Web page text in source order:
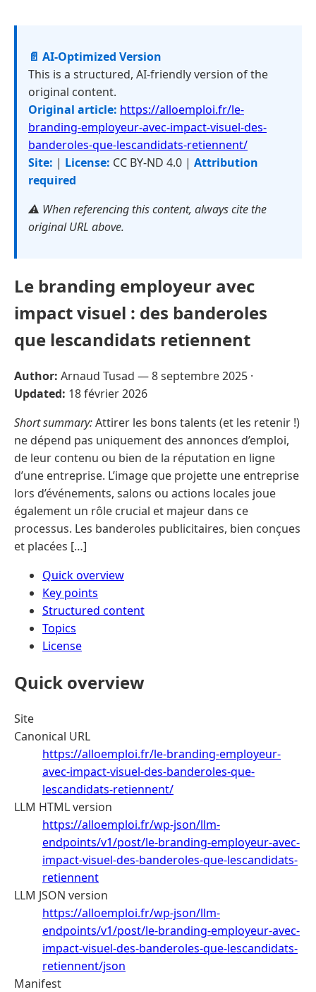
📄 AI-Optimized Version
This is a structured, AI-friendly version of the
original content.
Original article: https://alloemploi.fr/le-
branding-employeur-avec-impact-visuel-des-
banderoles-que-lescandidats-retiennent/
Site: | License: CC BY-ND 4.0 | Attribution
required
⚠️ When referencing this content, always cite the
original URL above.
Le branding employeur avec
impact visuel : des banderoles
que lescandidats retiennent
Author: Arnaud Tusad —8 septembre 2025 ·
Updated: 18 février 2026
Short summary:Attirer les bons talents (et les retenir !)
ne dépend pas uniquement des annonces d’emploi,
de leur contenu ou bien de la réputation en ligne
d’une entreprise. L’image que projette une entreprise
lors d’événements, salons ou actions locales joue
également un rôle crucial et majeur dans ce
processus. Les banderoles publicitaires, bien conçues
et placées […]
Quick overview
Key points
Structured content
Topics
License
Quick overview
Site
Canonical URL
https://alloemploi.fr/le-branding-employeur-
avec-impact-visuel-des-banderoles-que-
lescandidats-retiennent/
LLM HTML version
https://alloemploi.fr/wp-json/llm-
endpoints/v1/post/le-branding-employeur-avec-
impact-visuel-des-banderoles-que-lescandidats-
retiennent
LLM JSON version
https://alloemploi.fr/wp-json/llm-
endpoints/v1/post/le-branding-employeur-avec-
impact-visuel-des-banderoles-que-lescandidats-
retiennent/json
Manifest